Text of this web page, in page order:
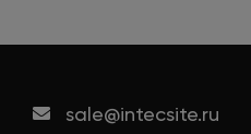
sale@intecsite.ru